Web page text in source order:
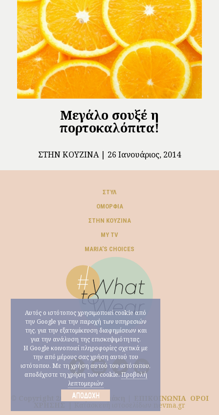
Μεγάλο σουξέ η
πορτοκαλόπιτα!
ΣΤΗΝ ΚΟΥΖΊΝΑ 26 Ιανουάριος, 2014
ΣΤΥΛ
ΟΜΟΡΦΙΆ
ΣΤΗΝ ΚΟΥΖΊΝΑ
MY TV
ΜARIA’S CHOICES
© Copyright 2026 Μαρία Ηλιάκη | ΕΠΙΚΟΙΝΩΝΙΑ ΟΡΟΙ
Κατασκευή ιστοσελίδων nevma.gr
Αυτός ο ιστότοπος χρησιμοποιεί cookie από
την Google για την παροχή των υπηρεσιών
της, για την εξατομίκευση διαφημίσεων και
για την ανάλυση της επισκεψιμότητας.
Η Google κοινοποιεί πληροφορίες σχετικά με
την από μέρους σας χρήση αυτού του
ιστότοπου. Με τη χρήση αυτού του ιστότοπου,
αποδέχεστε τη χρήση των cookie. Προβολή
λεπτομεριών
ΑΠΟΔΟΧΉ